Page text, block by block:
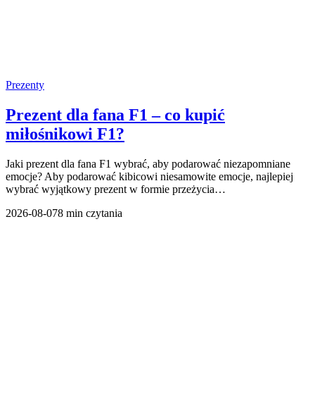
Prezenty
Prezent dla fana F1 – co kupić
miłośnikowi F1?
Jaki prezent dla fana F1 wybrać, aby podarować niezapomniane
emocje? Aby podarować kibicowi niesamowite emocje, najlepiej
wybrać wyjątkowy prezent w formie przeżycia…
2026-08-078 min czytania